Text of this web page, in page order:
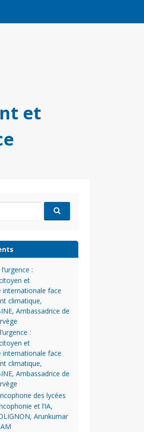
et
:
et
internationale face
climatique,
Ambassadrice de
:
et
internationale face
climatique,
Ambassadrice de
des lycées
et l’IA,
Arunkumar